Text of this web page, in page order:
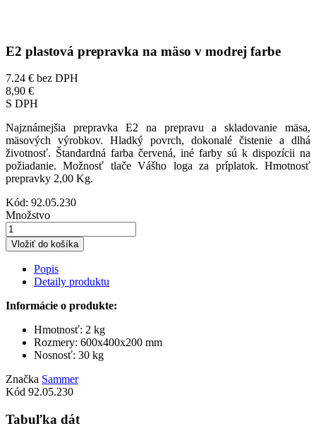
E2 plastová prepravka na mäso v modrej farbe
7.24 € bez DPH
8,90 €
S DPH
Najznámejšia prepravka E2 na prepravu a skladovanie mäsa,
mäsových výrobkov. Hladký povrch, dokonalé čistenie a dlhá
životnosť. Štandardná farba červená, iné farby sú k dispozícii na
požiadanie. Možnosť tlače Vášho loga za príplatok. Hmotnosť
prepravky 2,00 Kg.
Kód: 92.05.230
Množstvo
Vložiť do košíka
Popis
Detaily produktu
Informácie o produkte:
Hmotnosť: 2 kg
Rozmery: 600x400x200 mm
Nosnosť: 30 kg
Značka Sammer
Kód 92.05.230
Tabuľka dát